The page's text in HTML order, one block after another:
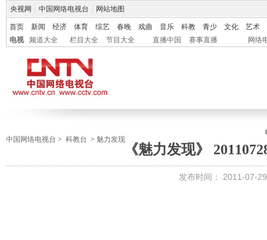
央视网 中国网络电视台 网站地图
首页 新闻 经济 体育 综艺 春晚 戏曲 音乐 科教 青少 文化
艺术
电视
频道大全 栏目大全 节目大全 直播中国 赛事直播 网络
中国网络电视台 > 科教台 > 魅力发现
《魅力发现》
发布时间： 2011-07-